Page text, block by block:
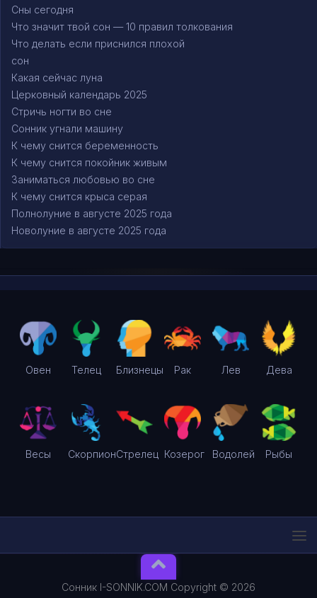
Сны сегодня
Что значит твой сон — 10 правил толкования
Что делать если приснился плохой
сон
Какая сейчас луна
Церковный календарь 2025
Стричь ногти во сне
Сонник угнали машину
К чему снится беременность
К чему снится покойник живым
Заниматься любовью во сне
К чему снится крыса серая
Полнолуние в августе 2025 года
Новолуние в августе 2025 года
Овен Телец Близнецы Рак Лев Дева
Весы СкорпионСтрелец Козерог Водолей Рыбы
Сонник I-SONNIK.COM Copyright © 2026